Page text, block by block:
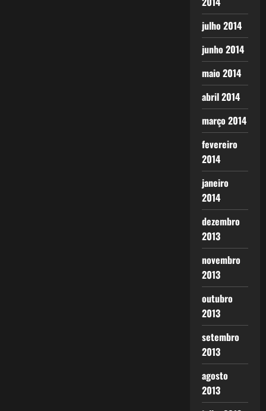
julho 2014
junho 2014
maio 2014
abril 2014
março 2014
fevereiro
2014
janeiro
2014
dezembro
2013
novembro
2013
outubro
2013
setembro
2013
agosto
2013